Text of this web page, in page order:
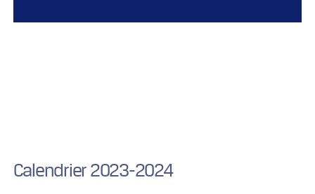
Calendrier 2023-2024